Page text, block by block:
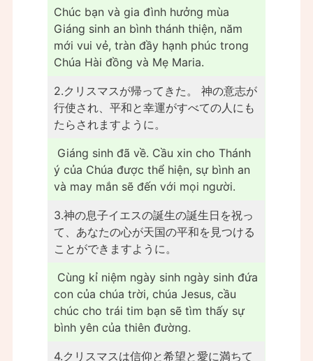
Chúc bạn và gia đình hưởng mùa
Giáng sinh an bình thánh thiện, năm
mới vui vẻ, tràn đầy hạnh phúc trong
Chúa Hài đồng và Mẹ Maria.
2.クリスマスが帰ってきた。 神の意志が
行使され、平和と幸運がすべての人にも
たらされますように。
Giáng sinh đã về. Cầu xin cho Thánh
ý của Chúa được thể hiện, sự bình an
và may mắn sẽ đến với mọi người.
3.神の息子イエスの誕生の誕生日を祝っ
て、あなたの心が天国の平和を見つける
ことができますように。
Cùng kỉ niệm ngày sinh ngày sinh đứa
con của chúa trời, chúa Jesus, cầu
chúc cho trái tim bạn sẽ tìm thấy sự
bình yên của thiên đường.
4.クリスマスは信仰と希望と愛に満ちて